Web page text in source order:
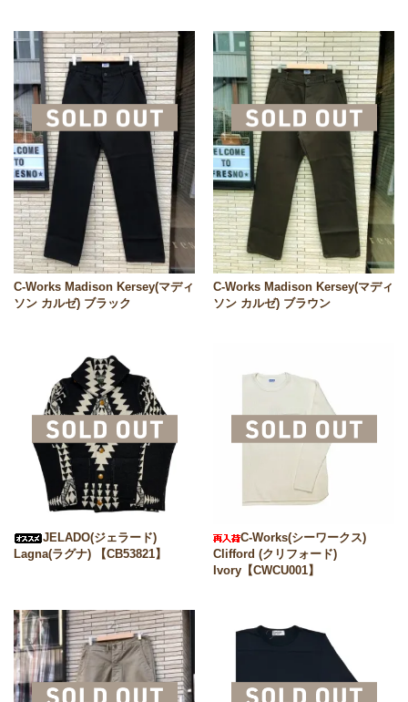
C-Works Madison Kersey(マディ
ソン カルゼ) ブラック
C-Works Madison Kersey(マディ
ソン カルゼ) ブラウン
JELADO(ジェラード)
Lagna(ラグナ) 【CB53821】
C-Works(シーワークス)
Clifford (クリフォード)
Ivory【CWCU001】